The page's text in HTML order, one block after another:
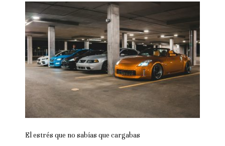
El estrés que no sabías que cargabas